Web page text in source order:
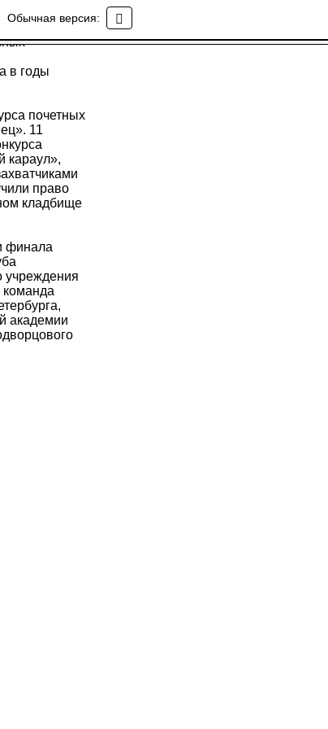
Обычная версия:
в годы
почетных
11
караул»,
право
кладбище
финала
учреждения
академии